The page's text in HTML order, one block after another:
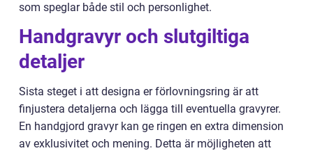
som speglar både stil och personlighet.
Handgravyr och slutgiltiga
detaljer
Sista steget i att designa er förlovningsring är att
finjustera detaljerna och lägga till eventuella gravyrer.
En handgjord gravyr kan ge ringen en extra dimension
av exklusivitet och mening. Detta är möjligheten att